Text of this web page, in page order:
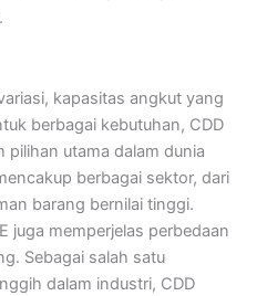
kapasitas angkut yang
berbagai kebutuhan, CDD
pilihan utama dalam dunia
berbagai sektor, dari
barang bernilai tinggi.
juga memperjelas perbedaan
Sebagai salah satu
dalam industri, CDD